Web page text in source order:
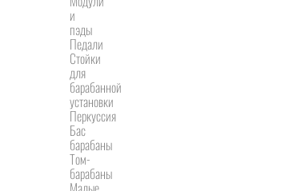
и
пэды
Педали
Стойки
для
барабанной
установки
Перкуссия
Бас
барабаны
Том-
барабаны